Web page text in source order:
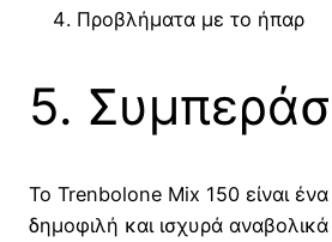
Προβλήματα με το ήπαρ
5.
Το Trenbolone Mix 150 είναι
δημοφιλή και ισχυρά